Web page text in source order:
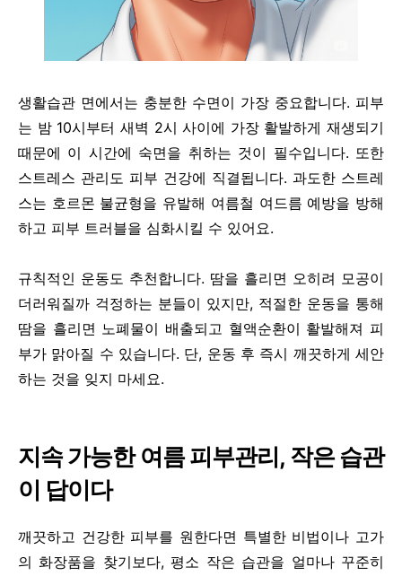
생활습관 면에서는 충분한 수면이 가장 중요합니다. 피부
는 밤 10시부터 새벽 2시 사이에 가장 활발하게 재생되기
때문에 이 시간에 숙면을 취하는 것이 필수입니다. 또한
스트레스 관리도 피부 건강에 직결됩니다. 과도한 스트레
스는 호르몬 불균형을 유발해 여름철 여드름 예방을 방해
하고 피부 트러블을 심화시킬 수 있어요.
규칙적인 운동도 추천합니다. 땀을 흘리면 오히려 모공이
더러워질까 걱정하는 분들이 있지만, 적절한 운동을 통해
땀을 흘리면 노폐물이 배출되고 혈액순환이 활발해져 피
부가 맑아질 수 있습니다. 단, 운동 후 즉시 깨끗하게 세안
하는 것을 잊지 마세요.
지속 가능한 여름 피부관리, 작은 습관
이 답이다
깨끗하고 건강한 피부를 원한다면 특별한 비법이나 고가
의 화장품을 찾기보다, 평소 작은 습관을 얼마나 꾸준히